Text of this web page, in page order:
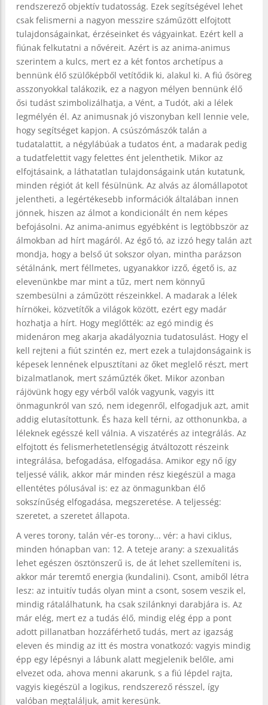
rendszerező objektív tudatosság. Ezek segítségével lehet
csak felismerni a nagyon messzire száműzött elfojtott
tulajdonságainkat, érzéseinket és vágyainkat. Ezért kell a
fiúnak felkutatni a nővéreit. Azért is az anima-animus
szerintem a kulcs, mert ez a két fontos archetípus a
bennünk élő szülőképből vetítődik ki, alakul ki. A fiú ősöreg
asszonyokkal talákozik, ez a nagyon mélyen bennünk élő
ősi tudást szimbolizálhatja, a Vént, a Tudót, aki a lélek
legmélyén él. Az animusnak jó viszonyban kell lennie vele,
hogy segítséget kapjon. A csúszómászók talán a
tudatalattit, a négylábúak a tudatos ént, a madarak pedig
a tudatfelettit vagy felettes ént jelenthetik. Mikor az
elfojtásaink, a láthatatlan tulajdonságaink után kutatunk,
minden régiót át kell fésülnünk. Az alvás az álomállapotot
jelentheti, a legértékesebb információk általában innen
jönnek, hiszen az álmot a kondicionált én nem képes
befojásolni. Az anima-animus egyébként is legtöbbször az
álmokban ad hírt magáról. Az égő tó, az izzó hegy talán azt
mondja, hogy a belső út sokszor olyan, mintha parázson
sétálnánk, mert féllmetes, ugyanakkor izző, égető is, az
elevenünkbe mar mint a tűz, mert nem könnyű
szembesülni a záműzött részeinkkel. A madarak a lélek
hírnökei, közvetítők a világok között, ezért egy madár
hozhatja a hírt. Hogy meglőtték: az egó mindig és
midenáron meg akarja akadályoznia tudatosulást. Hogy el
kell rejteni a fiút szintén ez, mert ezek a tulajdonságaink is
képesek lennének elpusztítani az őket meglelő részt, mert
bizalmatlanok, mert száműzték őket. Mikor azonban
rájövünk hogy egy vérből valók vagyunk, vagyis itt
önmagunkról van szó, nem idegenről, elfogadjuk azt, amit
addig elutasítottunk. És haza kell térni, az otthonunkba, a
léleknek egésszé kell válnia. A viszatérés az integrálás. Az
elfojtott és felismerhetetlenségig átváltozott részeink
integrálása, befogadása, elfogadása. Amikor egy nő így
teljessé válik, akkor már minden rész kiegészül a maga
ellentétes pólusával is: ez az önmagunkban élő
sokszínűség elfogadása, megszeretése. A teljesség:
szeretet, a szeretet állapota.
A veres torony, talán vér-es torony... vér: a havi ciklus,
minden hónapban van: 12. A teteje arany: a szexualitás
lehet egészen ösztönszerű is, de át lehet szellemíteni is,
akkor már teremtő energia (kundalini). Csont, amiből létra
lesz: az intuitív tudás olyan mint a csont, sosem veszik el,
mindig rátalálhatunk, ha csak szilánknyi darabjára is. Az
már elég, mert ez a tudás élő, mindig elég épp a pont
adott pillanatban hozzáférhető tudás, mert az igazság
eleven és mindig az itt és mostra vonatkozó: vagyis mindig
épp egy lépésnyi a lábunk alatt megjelenik belőle, ami
elvezet oda, ahova menni akarunk, s a fiú lépdel rajta,
vagyis kiegészül a logikus, rendszerező résszel, így
valóban megtaláljuk, amit keresünk.